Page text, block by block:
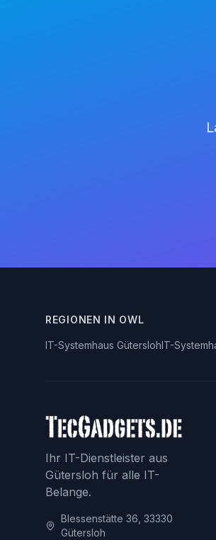
REGIONEN IN OWL
IT-Systemhaus GüterslohIT-
Ihr IT-Dienstleister aus
Gütersloh für alle IT-
Belange.
Blessenstätte 36, 33330
Gütersloh